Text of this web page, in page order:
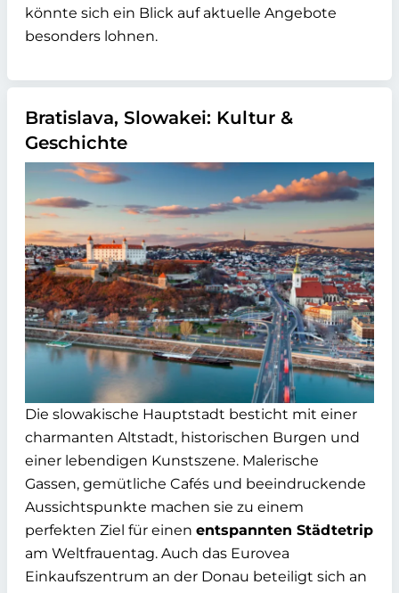
könnte sich ein Blick auf aktuelle Angebote
besonders lohnen.
Bratislava, Slowakei: Kultur &
Geschichte
Die slowakische Hauptstadt besticht mit einer
charmanten Altstadt, historischen Burgen und
einer lebendigen Kunstszene. Malerische
Gassen, gemütliche Cafés und beeindruckende
Aussichtspunkte machen sie zu einem
perfekten Ziel für einen entspannten Städtetrip
am Weltfrauentag. Auch das Eurovea
Einkaufszentrum an der Donau beteiligt sich an